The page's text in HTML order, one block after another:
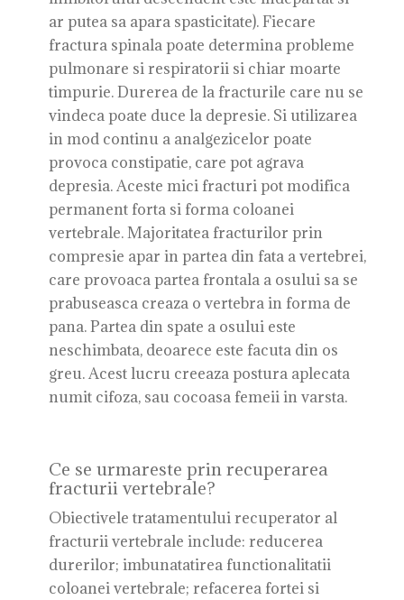
ar putea sa apara spasticitate). Fiecare
fractura spinala poate determina probleme
pulmonare si respiratorii si chiar moarte
timpurie. Durerea de la fracturile care nu se
vindeca poate duce la depresie. Si utilizarea
in mod continu a analgezicelor poate
provoca constipatie, care pot agrava
depresia. Aceste mici fracturi pot modifica
permanent forta si forma coloanei
vertebrale. Majoritatea fracturilor prin
compresie apar in partea din fata a vertebrei,
care provoaca partea frontala a osului sa se
prabuseasca creaza o vertebra in forma de
pana. Partea din spate a osului este
neschimbata, deoarece este facuta din os
greu. Acest lucru creeaza postura aplecata
numit cifoza, sau cocoasa femeii in varsta.
Ce se urmareste prin recuperarea
fracturii vertebrale?
Obiectivele tratamentului recuperator al
fracturii vertebrale include: reducerea
durerilor; imbunatatirea functionalitatii
coloanei vertebrale; refacerea fortei si